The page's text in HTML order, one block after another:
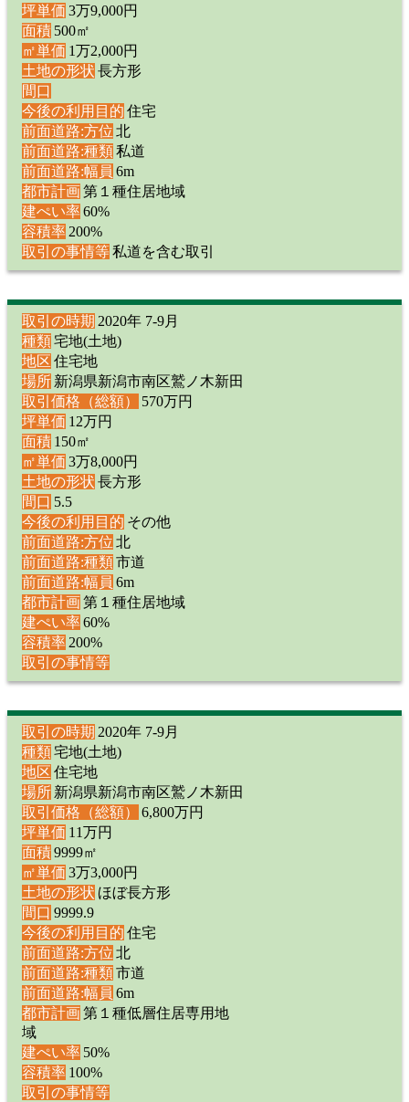
坪単価 3万9,000円
面積 500㎡
㎡単価 1万2,000円
土地の形状 長方形
間口
今後の利用目的 住宅
前面道路:方位 北
前面道路:種類 私道
前面道路:幅員 6m
都市計画 第１種住居地域
建ぺい率60%
容積率200%
取引の事情等私道を含む取引
取引の時期 2020年 7-9月
種類 宅地(土地)
地区 住宅地
場所 新潟県新潟市南区鷲ノ木新田
取引価格（総額）
570万円
坪単価 12万円
面積 150㎡
㎡単価 3万8,000円
土地の形状 長方形
間口 5.5
今後の利用目的 その他
前面道路:方位 北
前面道路:種類 市道
前面道路:幅員 6m
都市計画 第１種住居地域
建ぺい率60%
容積率200%
取引の事情等
取引の時期 2020年 7-9月
種類 宅地(土地)
地区 住宅地
場所 新潟県新潟市南区鷲ノ木新田
取引価格（総額）
6,800万円
坪単価 11万円
面積9999㎡
㎡単価 3万3,000円
土地の形状 ほぼ長方形
間口 9999.9
今後の利用目的 住宅
前面道路:方位 北
前面道路:種類 市道
前面道路:幅員 6m
都市計画 第１種低層住居専用地
域
建ぺい率 50%
容積率 100%
取引の事情等